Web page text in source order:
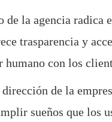
de la agencia radica
trasparencia y
humano con los
dirección de la
sueños que los